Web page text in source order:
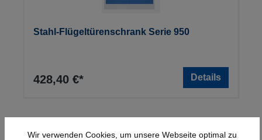
Stahl-Flügeltürenschrank Serie 950
428,40 €* Details
Wir verwenden Cookies, um unsere Webseite optimal zu